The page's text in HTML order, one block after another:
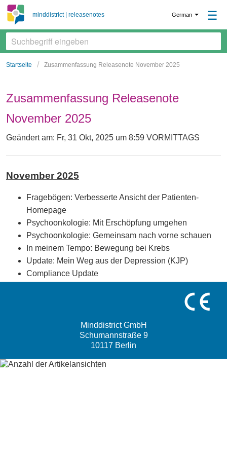
minddistrict | releasenotes German ☰
Startseite Zusammenfassung Releasenote November 2025
Zusammenfassung Releasenote
November 2025
Geändert am: Fr, 31 Okt, 2025 um 8:59 VORMITTAGS
November 2025
Fragebögen: Verbesserte Ansicht der Patienten-
Homepage
Psychoonkologie: Mit Erschöpfung umgehen
Psychoonkologie: Gemeinsam nach vorne schauen
In meinem Tempo: Bewegung bei Krebs
Update: Mein Weg aus der Depression (KJP)
Compliance Update
Minddistrict GmbH
Schumannstraße 9
10117 Berlin